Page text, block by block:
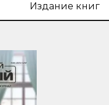
Издание книг